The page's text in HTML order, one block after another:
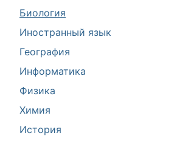
Биология
Иностранный язык
География
Информатика
Физика
Химия
История